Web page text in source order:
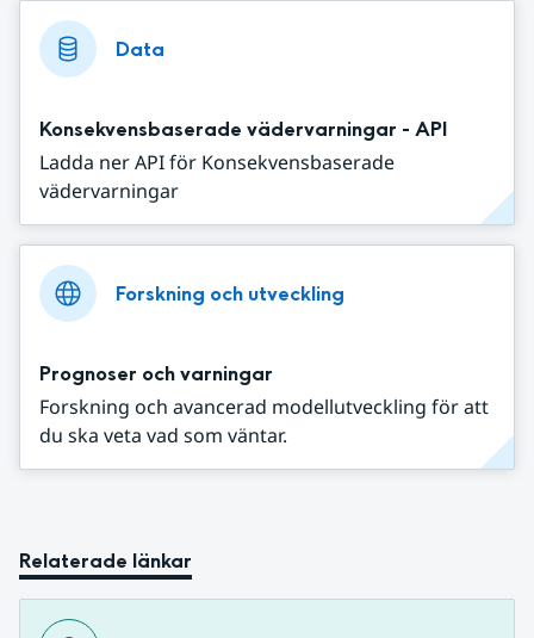
Data
Konsekvensbaserade vädervarningar - API
Ladda ner API för Konsekvensbaserade
vädervarningar
Forskning och utveckling
Prognoser och varningar
Forskning och avancerad modellutveckling för att
du ska veta vad som väntar.
Relaterade länkar